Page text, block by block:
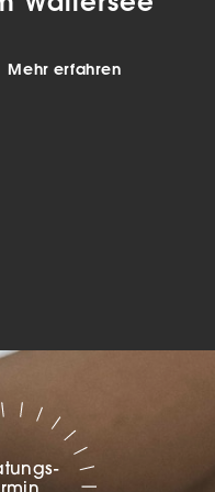
Mehr erfahren